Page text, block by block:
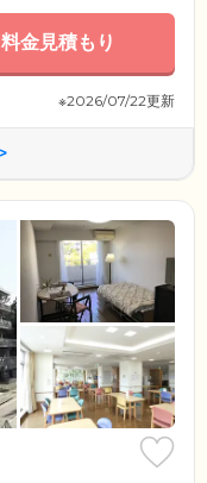
料金見積もり
※2026/07/22更新